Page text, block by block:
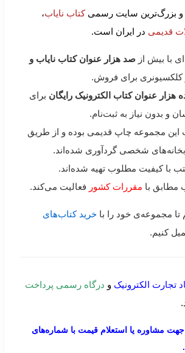
و بزرگ‌ترین سایت رسمیکتاب نایاب،
قدیمی در ایران است.
با بیش از صد هزار عنوان کتاب نایاب و
کلکسیونری برای فروش.
هزار عنوان کتاب الکترونیک رایگان برای
و بدون نیاز به ثبت‌نام.
این مجموعه چاپ قدیمی بوده و از طریق
شخصی گردآوری شده‌اند.
با کیفیت مطلوب تهیه شده‌اند.
مطابق با مقررات کشور فعالیت می‌کند.
تا مجموعه‌ی خود را با خرید کتاب‌های
کنیم.
تجارت الکترونیک و درگاه رسمی پرداخت
مشاوره یا استعلام قیمت با شماره‌های